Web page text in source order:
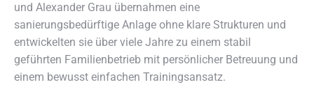
und Alexander Grau übernahmen eine
sanierungsbedürftige Anlage ohne klare Strukturen und
entwickelten sie über viele Jahre zu einem stabil
geführten Familienbetrieb mit persönlicher Betreuung und
einem bewusst einfachen Trainingsansatz.